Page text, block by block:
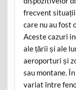
frecvent
care nu au fost
Aceste cazuri
ale țării și ale
aeroporturi și
sau montane.
variat între